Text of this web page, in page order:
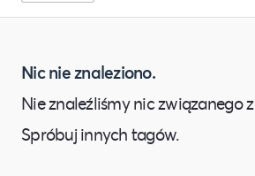
Nic nie znaleziono.
Nie znaleźliśmy nic związanego z
Spróbuj innych tagów.